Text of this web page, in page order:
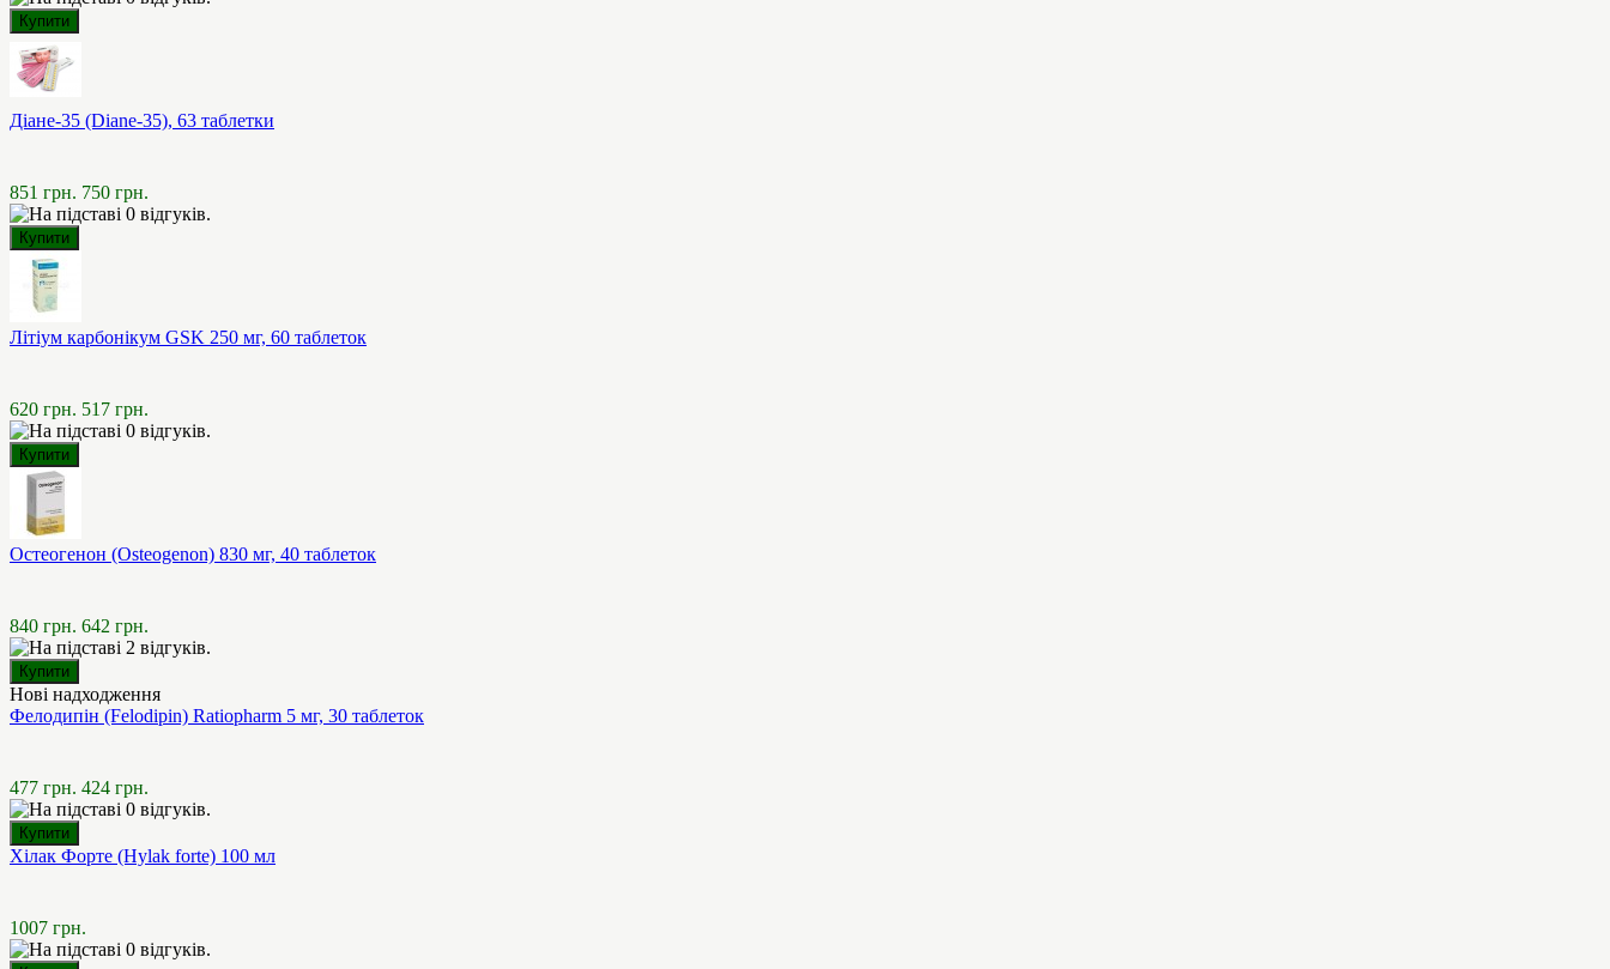
Діане-35 (Diane-35), 63 таблетки
851 грн. 750 грн.
Літіум карбонікум GSK 250 мг, 60 таблеток
620 грн. 517 грн.
Остеогенон (Osteogenon) 830 мг, 40 таблеток
840 грн. 642 грн.
Нові надходження
Фелодипін (Felodipin) Ratiopharm 5 мг, 30 таблеток
477 грн. 424 грн.
Хілак Форте (Hylak forte) 100 мл
1007 грн.